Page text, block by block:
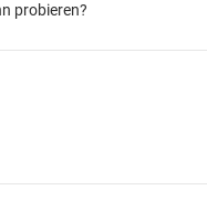
probieren?